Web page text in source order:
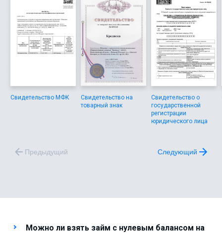
Свидетельство МФК
Свидетельство на
товарный знак
Свидетельство о
государственной
регистрации
юридического лица
Предыдущий Следующий
Можно ли взять займ с нулевым балансом на